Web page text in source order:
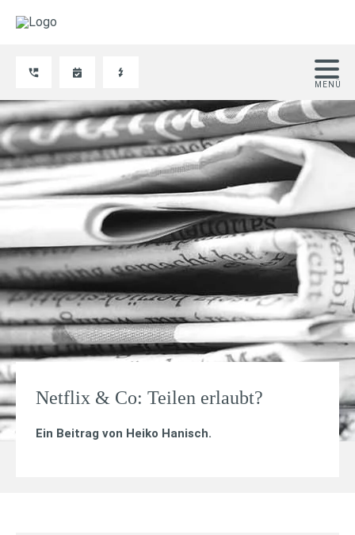
Netflix & Co: Teilen erlaubt?
Ein Beitrag von Heiko Hanisch.